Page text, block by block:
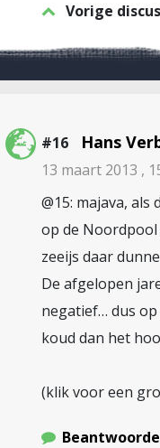
Vorige
#16 Hans
13 maart 2013 ,
@15: majava, als
op de
zeeijs daar
De afgelopen
negatief… dus
koud dan het
(klik voor een